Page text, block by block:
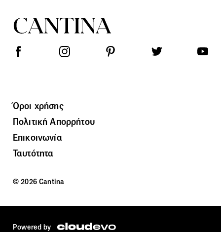
Όροι χρήσης
Πολιτική Απορρήτου
Επικοινωνία
Ταυτότητα
© 2026 Cantina
Powered by